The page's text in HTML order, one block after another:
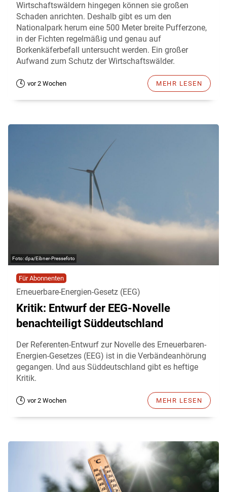
Wirtschaftswäldern hingegen können sie großen
Schaden anrichten. Deshalb gibt es um den
Nationalpark herum eine 500 Meter breite Pufferzone,
in der Fichten regelmäßig und genau auf
Borkenkäferbefall untersucht werden. Ein großer
Aufwand zum Schutz der Wirtschaftswälder.
vor 2 Wochen MEHR LESEN
dpa/Eibner-Pressefoto
Für Abonnenten
Erneuerbare-Energien-Gesetz (EEG)
Kritik: Entwurf der EEG-Novelle
benachteiligt Süddeutschland
Der Referenten-Entwurf zur Novelle des Erneuerbaren-
Energien-Gesetzes (EEG) ist in die Verbändeanhörung
gegangen. Und aus Süddeutschland gibt es heftige
Kritik.
vor 2 Wochen MEHR LESEN